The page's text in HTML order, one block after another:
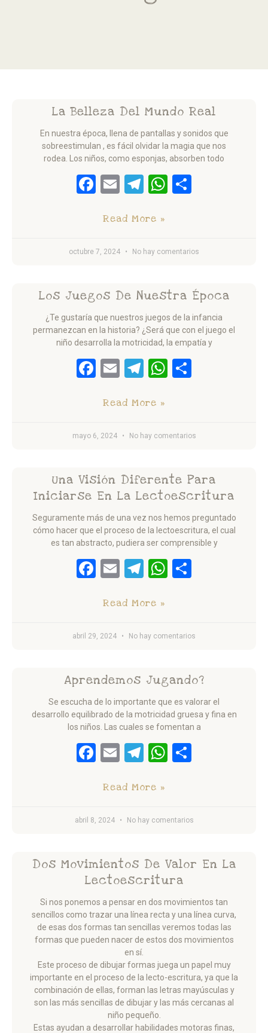
La Belleza Del Mundo Real
En nuestra época, llena de pantallas y sonidos que
sobreestimulan , es fácil olvidar la magia que nos
rodea. Los niños, como esponjas, absorben todo
Facebook
EmailTelegram
WhatsApp
Read More »
octubre 7, 2024 No hay comentarios
Los Juegos De Nuestra Época
¿Te gustaría que nuestros juegos de la infancia
permanezcan en la historia? ¿Será que con el juego el
niño desarrolla la motricidad, la empatía y
Facebook
EmailTelegram
WhatsApp
Read More »
mayo 6, 2024 No hay comentarios
Una Visión Diferente Para
Iniciarse En La Lectoescritura
Seguramente más de una vez nos hemos preguntado
cómo hacer que el proceso de la lectoescritura, el cual
es tan abstracto, pudiera ser comprensible y
Facebook
EmailTelegram
WhatsApp
Read More »
abril 29, 2024 No hay comentarios
Aprendemos Jugando?
Se escucha de lo importante que es valorar el
desarrollo equilibrado de la motricidad gruesa y fina en
los niños. Las cuales se fomentan a
Facebook
EmailTelegram
WhatsApp
Read More »
abril 8, 2024 No hay comentarios
Dos Movimientos De Valor En La
Lectoescritura
Si nos ponemos a pensar en dos movimientos tan
sencillos como trazar una línea recta y una línea curva,
de esas dos formas tan sencillas veremos todas las
formas que pueden nacer de estos dos movimientos
en sí.
Este proceso de dibujar formas juega un papel muy
importante en el proceso de la lecto-escritura, ya que la
combinación de ellas, forman las letras mayúsculas y
son las más sencillas de dibujar y las más cercanas al
niño pequeño.
Estas ayudan a desarrollar habilidades motoras finas,